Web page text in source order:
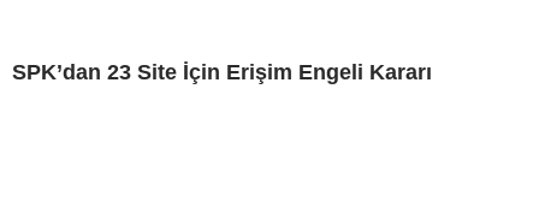
SPK’dan 23 Site İçin Erişim Engeli Kararı